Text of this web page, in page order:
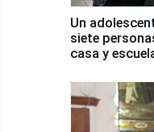
Un
siete
casa y